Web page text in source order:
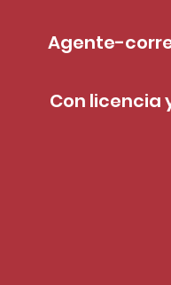
Agente-
Con licencia